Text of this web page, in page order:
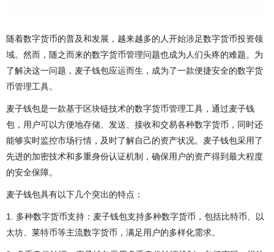
随着数字货币的普及和发展，越来越多的人开始涉足数字货币投资领
域。然而，随之而来的数字货币管理问题也成为人们头疼的难题。为
了解决这一问题，麦子钱包应运而生，成为了一款便捷安全的数字货
币管理工具。
麦子钱包是一款基于区块链技术的数字货币管理工具，通过麦子钱
包，用户可以方便地存储、发送、接收和交易各种数字货币，同时还
能够实时监控市场行情，及时了解自己的资产状况。麦子钱包采用了
先进的加密技术和多重身份认证机制，确保用户的资产得到最大程度
的安全保障。
麦子钱包具有以下几个突出的特点：
1. 多种数字货币支持：麦子钱包支持多种数字货币，包括比特币、以
太坊、莱特币等主流数字货币，满足用户的多样化需求。